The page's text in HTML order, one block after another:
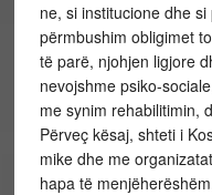
ne, si institucione dhe
përmbushim obligimet
të parë, njohjen ligjore
nevojshme psiko-
me synim rehabilitimin,
Përveç kësaj, shteti i
mike dhe me
hapa të